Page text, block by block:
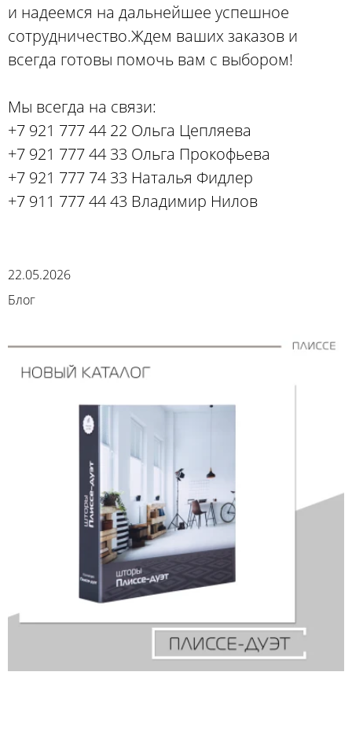
и надеемся на дальнейшее успешное
сотрудничество.Ждем ваших заказов и
всегда готовы помочь вам с выбором!
Мы всегда на связи:
+7 921 777 44 22 Ольга Цепляева
+7 921 777 44 33 Ольга Прокофьева
+7 921 777 74 33 Наталья Фидлер
+7 911 777 44 43 Владимир Нилов
22.05.2026
Блог